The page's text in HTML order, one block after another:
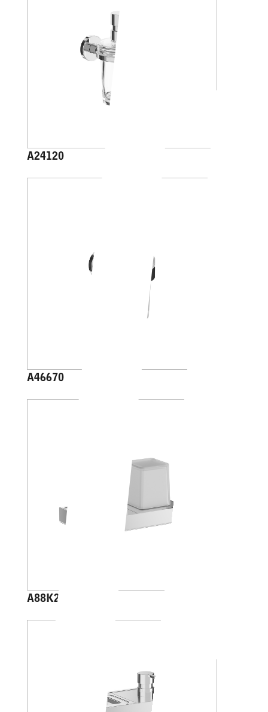
A24120
A46670
A88K20